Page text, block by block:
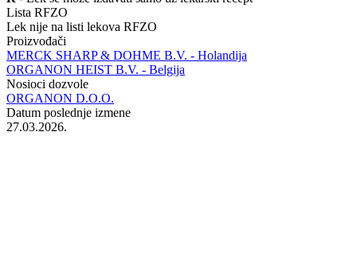
Lista RFZO
Lek nije na listi lekova RFZO
Proizvođači
MERCK SHARP & DOHME B.V. - Holandija
ORGANON HEIST B.V. - Belgija
Nosioci dozvole
ORGANON D.O.O.
Datum poslednje izmene
27.03.2026.